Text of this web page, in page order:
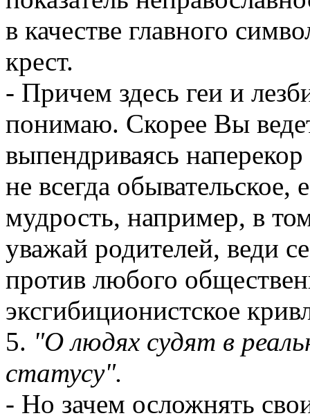
в качестве главного
крест.
- Причем здесь геи и
понимаю. Скорее Вы
выпендриваясь
не всегда
мудрость, например, в
уважай родителей, веди
против любого
эксгибиционистское
5. "О людях судят в
статусу".
- Но зачем осложнять